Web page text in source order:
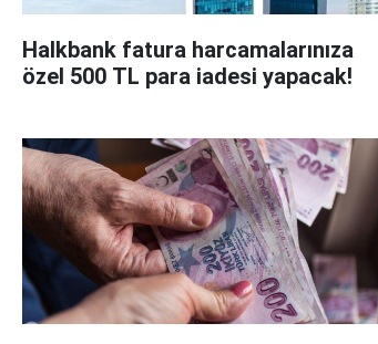
Halkbank fatura harcamalarınıza
özel 500 TL para iadesi yapacak!